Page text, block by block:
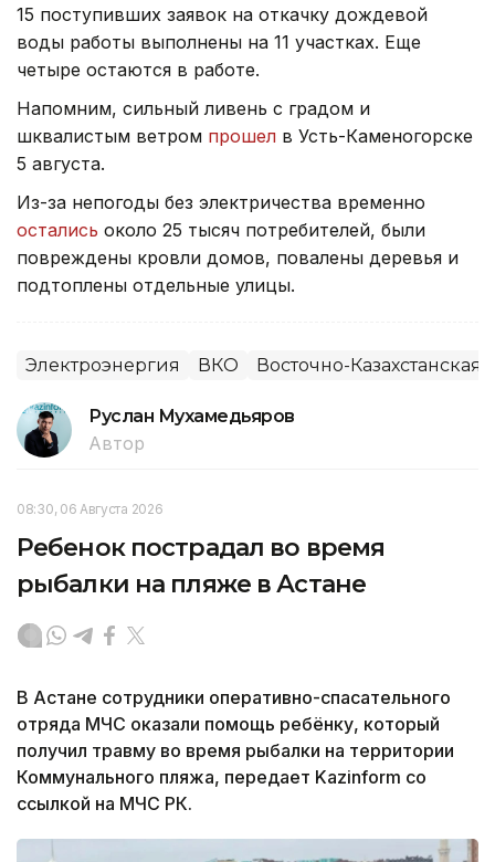
15 поступивших заявок на откачку дождевой
воды работы выполнены на 11 участках. Еще
четыре остаются в работе.
Напомним, сильный ливень с градом и
шквалистым ветром прошел в Усть-Каменогорске
5 августа.
Из-за непогоды без электричества временно
остались около 25 тысяч потребителей, были
повреждены кровли домов, повалены деревья и
подтоплены отдельные улицы.
Электроэнергия ВКО Восточно-Казахстанская
Руслан Мухамедьяров
Автор
08:30, 06 Августа 2026
Ребенок пострадал во время
рыбалки на пляже в Астане
В Астане сотрудники оперативно-спасательного
отряда МЧС оказали помощь ребёнку, который
получил травму во время рыбалки на территории
Коммунального пляжа, передает Kazinform со
ссылкой на МЧС РК.